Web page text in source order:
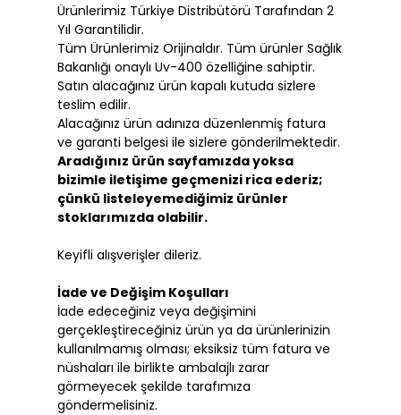
Ürünlerimiz Türkiye Distribütörü Tarafından 2
Yıl Garantilidir.
Tüm Ürünlerimiz Orijinaldır. Tüm ürünler Sağlık
Bakanlığı onaylı Uv-400 özelliğine sahiptir.
Satın alacağınız ürün kapalı kutuda sizlere
teslim edilir.
Alacağınız ürün adınıza düzenlenmiş fatura
ve garanti belgesi ile sizlere gönderilmektedir.
Aradığınız ürün sayfamızda yoksa
bizimle iletişime geçmenizi rica ederiz;
çünkü listeleyemediğimiz ürünler
stoklarımızda olabilir.
Keyifli alışverişler dileriz.
İade ve Değişim Koşulları
İade edeceğiniz veya değişimini
gerçekleştireceğiniz ürün ya da ürünlerinizin
kullanılmamış olması; eksiksiz tüm fatura ve
nüshaları ile birlikte ambalajlı zarar
görmeyecek şekilde tarafımıza
göndermelisiniz.